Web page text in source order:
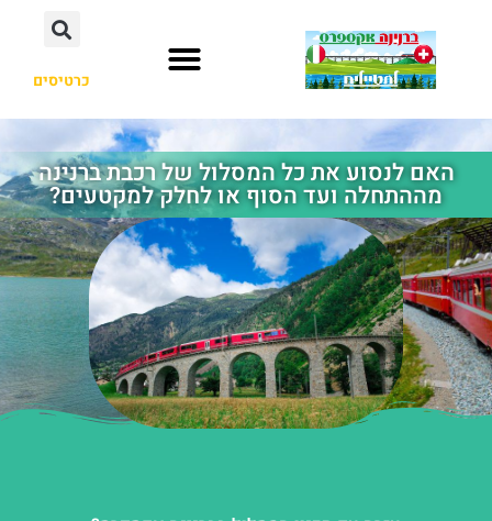
כרטיסים
האם לנסוע את כל המסלול של רכבת ברנינה
מההתחלה ועד הסוף או לחלק למקטעים?